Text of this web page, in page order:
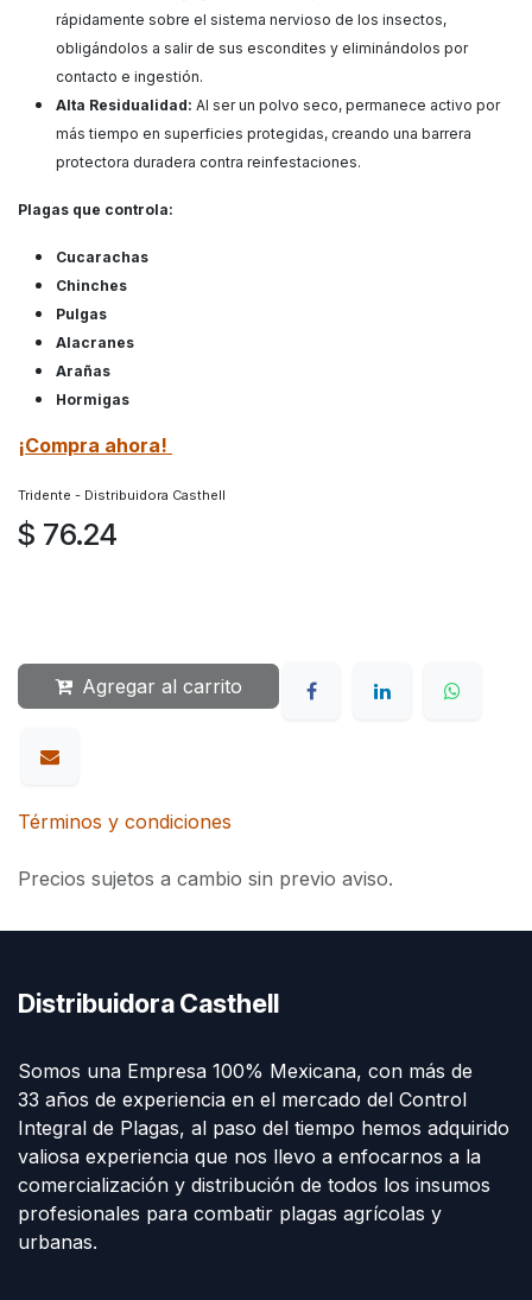
rápidamente sobre el sistema nervioso de los insectos,
obligándolos a salir de sus escondites y eliminándolos por
contacto e ingestión.
Alta Residualidad: Al ser un polvo seco, permanece activo por
más tiempo en superficies protegidas, creando una barrera
protectora duradera contra reinfestaciones.
Plagas que controla:
Cucarachas
Chinches
Pulgas
Alacranes
Arañas
Hormigas
¡Compra ahora!
Tridente - Distribuidora Casthell
$ 76.24
Agregar al carrito
Términos y condiciones
Precios sujetos a cambio sin previo aviso.
Distribuidora Casthell
Somos una Empresa 100% Mexicana, con más de
33 años de experiencia en el mercado del Control
Integral de Plagas, al paso del tiempo hemos adquirido
valiosa experiencia que nos llevo a enfocarnos a la
comercialización y distribución de todos los insumos
profesionales para combatir plagas agrícolas y
urbanas.